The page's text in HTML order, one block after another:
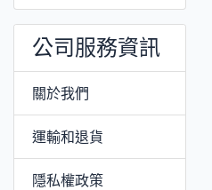
公司服務資訊
關於我們
運輸和退貨
隱私權政策